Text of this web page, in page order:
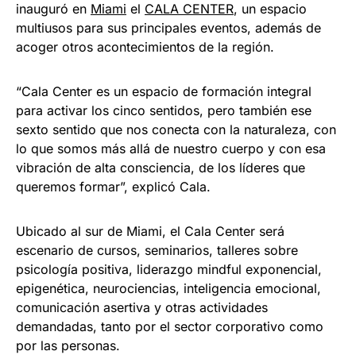
inauguró en Miami el CALA CENTER, un espacio
multiusos para sus principales eventos, además de
acoger otros acontecimientos de la región.
“Cala Center es un espacio de formación integral
para activar los cinco sentidos, pero también ese
sexto sentido que nos conecta con la naturaleza, con
lo que somos más allá de nuestro cuerpo y con esa
vibración de alta consciencia, de los líderes que
queremos formar”, explicó Cala.
Ubicado al sur de Miami, el Cala Center será
escenario de cursos, seminarios, talleres sobre
psicología positiva, liderazgo mindful exponencial,
epigenética, neurociencias, inteligencia emocional,
comunicación asertiva y otras actividades
demandadas, tanto por el sector corporativo como
por las personas.